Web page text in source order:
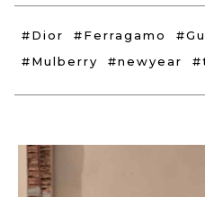
#Dior #Ferragamo
#Mulberry
#newyear